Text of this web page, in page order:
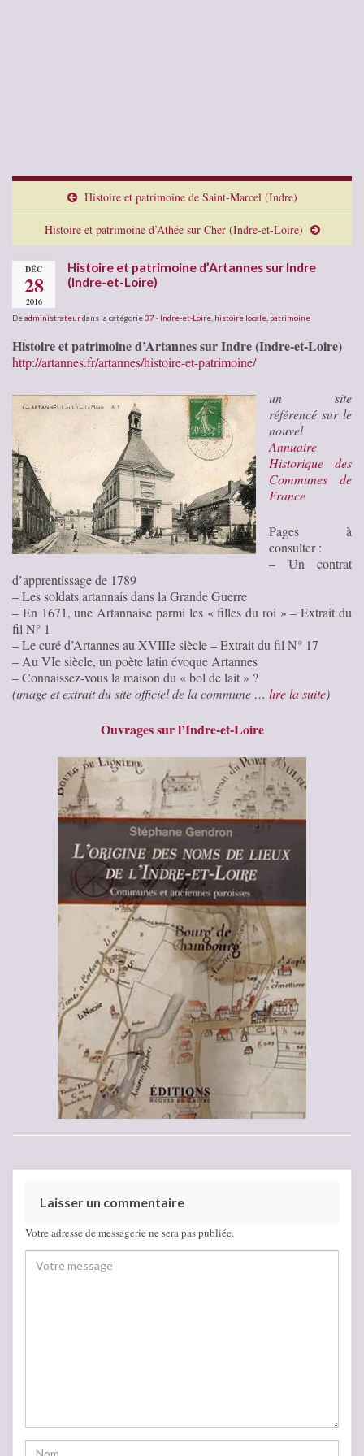
Histoire et patrimoine de Saint-Marcel (Indre)
Histoire et patrimoine d’Athée sur Cher (Indre-et-Loire)
DÉC
28
2016
Histoire et patrimoine d’Artannes sur Indre
(Indre-et-Loire)
Deadministrateurdans la catégorie37 - Indre-et-Loire histoire locale patrimoine
Histoire et patrimoine d’Artannes sur Indre (Indre-et-Loire)
http://artannes.fr/artannes/histoire-et-patrimoine/
un site
référencé sur le
nouvel
Annuaire
Historique des
Communes de
France
Pages à
consulter :
– Un contrat
d’apprentissage de 1789
– Les soldats artannais dans la Grande Guerre
– En 1671, une Artannaise parmi les « filles du roi » – Extrait du
fil N° 1
– Le curé d’Artannes au XVIIIe siècle – Extrait du fil N° 17
– Au VIe siècle, un poète latin évoque Artannes
– Connaissez-vous la maison du « bol de lait » ?
(image et extrait du site officiel de la commune … lire la suite)
Ouvrages sur l’Indre-et-Loire
Laisser un commentaire
Votre adresse de messagerie ne sera pas publiée.